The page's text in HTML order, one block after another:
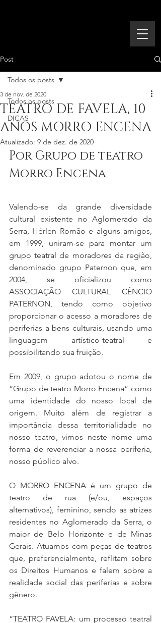
Post
Todos os posts
DICAS
Todos os posts
TEATRO DE FAVELA, 10
ANOS MORRO ENCENA
3 de nov. de 2020
Atualizado: 9 de dez. de 2020
Por Grupo de teatro
Morro Encena
Valendo-se da grande diversidade
cultural existente no Aglomerado da
Serra, Hérlen Romão e alguns amigos,
em 1999, uniram-se para montar um
grupo teatral de moradores da região,
denominado grupo Paternon que, em
2004, se oficializou como
ASSOCIAÇÃO CULTURAL CÊNCIO
PATERNON, tendo como objetivo
proporcionar o acesso a moradores de
periferias a bens culturais, usando uma
linguagem artístico-teatral e
possibilitando sua fruição.
Em 2009, o grupo adotou o nome de
“Grupo de teatro Morro Encena” como
uma identidade do nosso local de
origem. Muito além de registrar a
importância dessa territorialidade no
nosso teatro, vimos neste nome uma
forma de reverenciar a nossa periferia,
nosso público alvo.
O MORRO ENCENA é um grupo de
teatro de rua (e/ou, espaços
alternativos), feminino, sendo as atrizes
residentes no Aglomerado da Serra, o
maior de Belo Horizonte e de Minas
Gerais. Atuamos com peças de teatros
que, preferencialmente, reflitam sobre
os Direitos Humanos e falem sobre a
realidade social das periferias e sobre
gênero.
“TEATRO FAVELA: um processo teatral